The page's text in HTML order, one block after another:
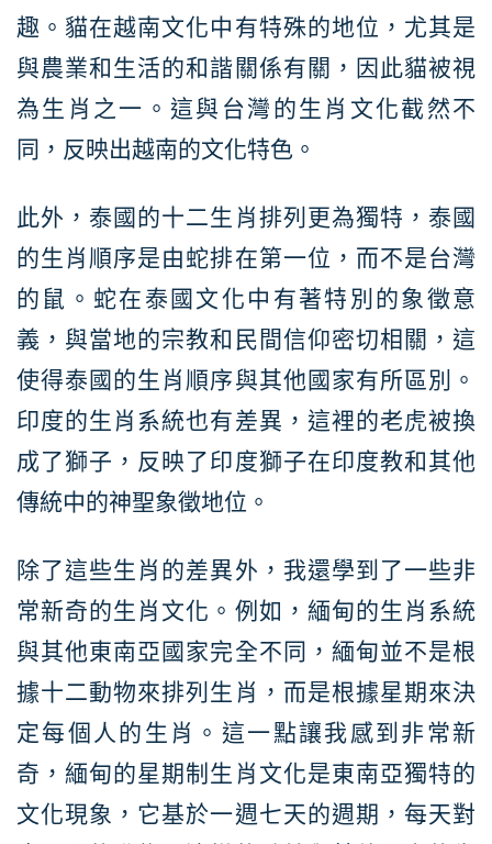
趣。貓在越南文化中有特殊的地位，尤其是
與農業和生活的和諧關係有關，因此貓被視
為生肖之一。這與台灣的生肖文化截然不
同，反映出越南的文化特色。
此外，泰國的十二生肖排列更為獨特，泰國
的生肖順序是由蛇排在第一位，而不是台灣
的鼠。蛇在泰國文化中有著特別的象徵意
義，與當地的宗教和民間信仰密切相關，這
使得泰國的生肖順序與其他國家有所區別。
印度的生肖系統也有差異，這裡的老虎被換
成了獅子，反映了印度獅子在印度教和其他
傳統中的神聖象徵地位。
除了這些生肖的差異外，我還學到了一些非
常新奇的生肖文化。例如，緬甸的生肖系統
與其他東南亞國家完全不同，緬甸並不是根
據十二動物來排列生肖，而是根據星期來決
定每個人的生肖。這一點讓我感到非常新
奇，緬甸的星期制生肖文化是東南亞獨特的
文化現象，它基於一週七天的週期，每天對